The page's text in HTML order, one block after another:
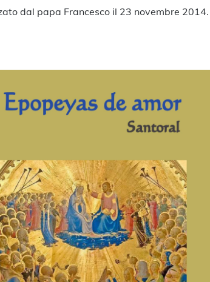
dal papa Francesco il 23 novembre 2014.